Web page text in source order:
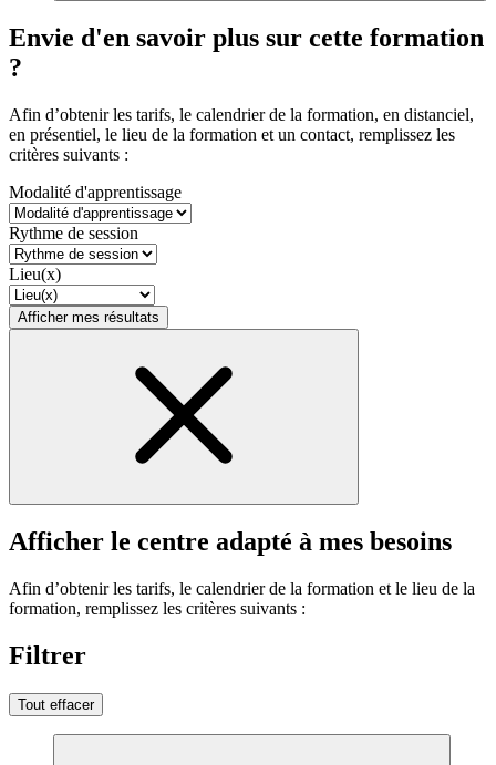
Envie d'en savoir plus sur cette formation
?
Afin d’obtenir les tarifs, le calendrier de la formation, en distanciel,
en présentiel, le lieu de la formation et un contact, remplissez les
critères suivants :
Modalité d'apprentissage
Rythme de session
Lieu(x)
Afficher mes résultats
Afficher le centre adapté à mes besoins
Afin d’obtenir les tarifs, le calendrier de la formation et le lieu de la
formation, remplissez les critères suivants :
Filtrer
Tout effacer